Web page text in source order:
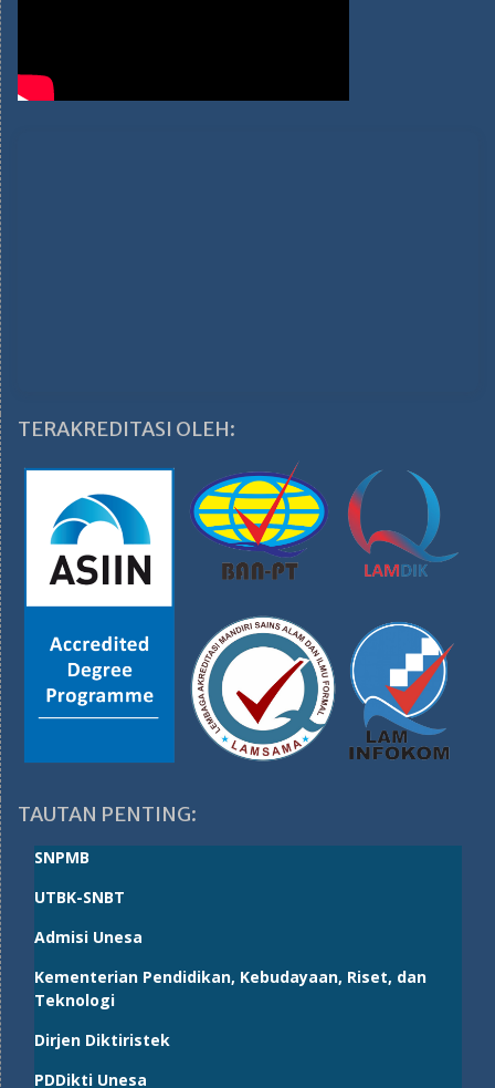
TERAKREDITASI OLEH:
TAUTAN PENTING:
SNPMB
UTBK-SNBT
Admisi Unesa
Kementerian Pendidikan, Kebudayaan, Riset, dan
Teknologi
Dirjen Diktiristek
PDDikti Unesa